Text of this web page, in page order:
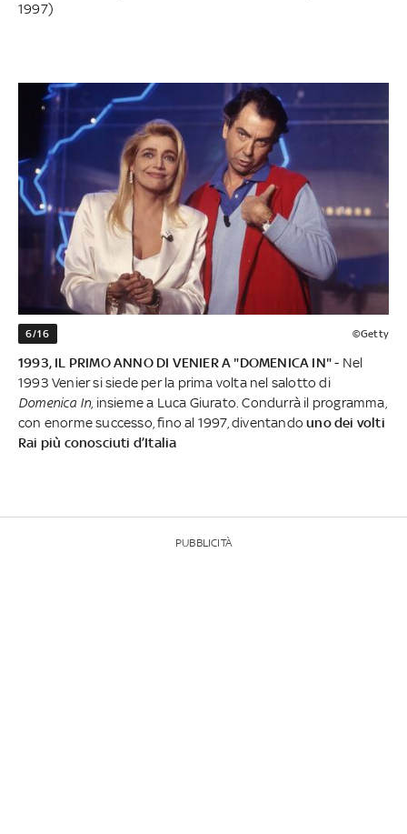
1997)
6/16 ©Getty
1993, IL PRIMO ANNO DI VENIER A "DOMENICA IN"- Nel
1993 Venier si siede per la prima volta nel salotto di
Domenica In, insieme a Luca Giurato. Condurrà il programma,
con enorme successo, fino al 1997, diventandouno dei volti
Rai più conosciuti d’Italia
PUBBLICITÀ